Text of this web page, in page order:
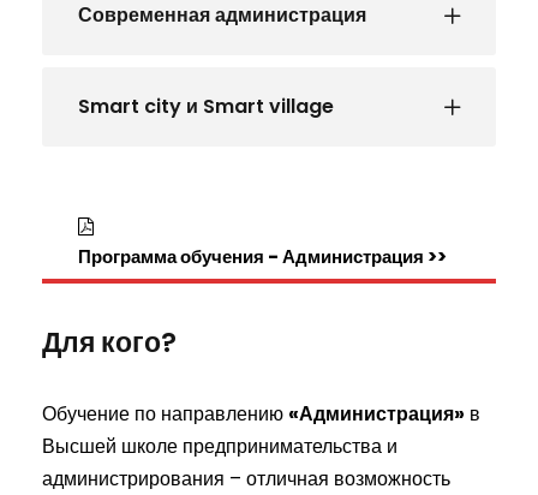
Современная администрация
Smart city и Smart village
Программа обучения - Администрация >>
Для кого?
Обучение по направлению «Администрация» в
Высшей школе предпринимательства и
администрирования – отличная возможность